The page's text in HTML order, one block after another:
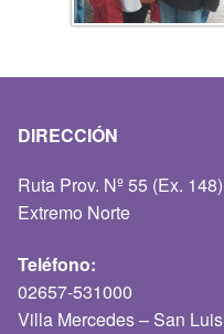
DIRECCIÓN
Ruta Prov. Nº 55 (Ex. 148)
Extremo Norte
Teléfono:
02657-531000
Villa Mercedes – San Luis